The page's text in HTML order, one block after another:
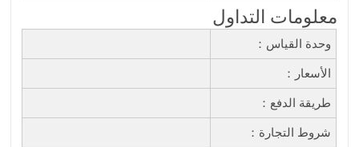
معلومات التداول
وحدة القياس：
الأسعار：
طريقة الدفع：
شروط التجارة：